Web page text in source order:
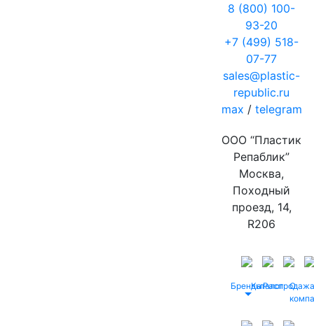
8 (800) 100-
93-20
+7 (499) 518-
07-77
sales@plastic-
republic.ru
max / telegram
ООО “Пластик
Репаблик”
Москва,
Походный
проезд, 14,
R206
БрендыКаталог
Распродажа
О